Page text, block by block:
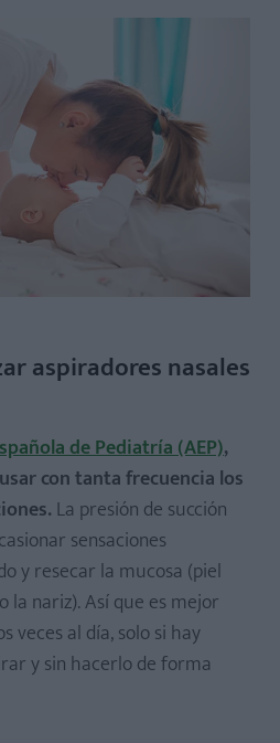
aspiradores nasales
de Pediatría (AEP),
con tanta frecuencia los
La presión de succión
sensaciones
y resecar la mucosa (piel
nariz). Así que es mejor
veces al día, solo si hay
y sin hacerlo de forma